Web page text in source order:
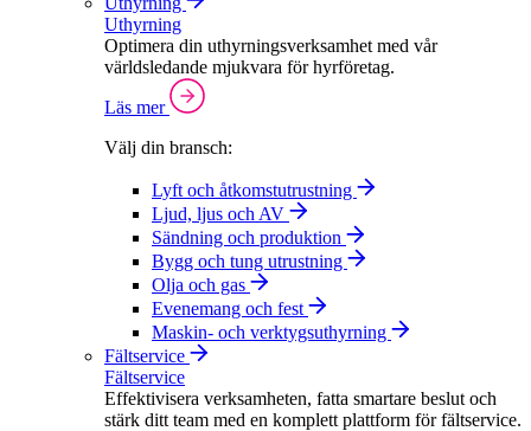
Uthyrning
Optimera din uthyrningsverksamhet med vår
världsledande mjukvara för hyrföretag.
Läs mer
Välj din bransch:
Lyft och åtkomstutrustning
Ljud, ljus och AV
Sändning och produktion
Bygg och tung utrustning
Olja och gas
Evenemang och fest
Maskin- och verktygsuthyrning
Fältservice
Fältservice
Effektivisera verksamheten, fatta smartare beslut och
stärk ditt team med en komplett plattform för fältservice.